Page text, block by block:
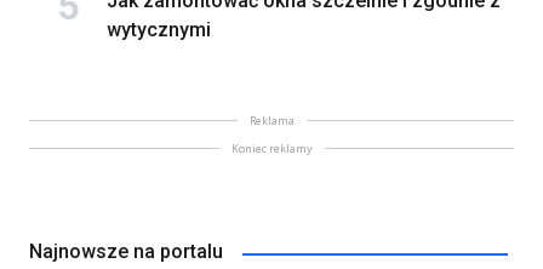
wytycznymi
Reklama
Koniec reklamy
Najnowsze na portalu